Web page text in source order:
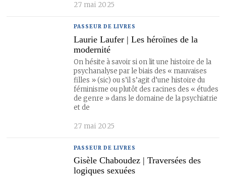
27 mai 2025
PASSEUR DE LIVRES
Laurie Laufer | Les héroïnes de la
modernité
On hésite à savoir si on lit une histoire de la
psychanalyse par le biais des « mauvaises
filles » (sic) ou s’il s’agit d’une histoire du
féminisme ou plutôt des racines des « études
de genre » dans le domaine de la psychiatrie
et de
27 mai 2025
PASSEUR DE LIVRES
Gisèle Chaboudez | Traversées des
logiques sexuées